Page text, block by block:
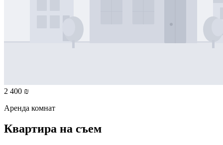
2 400 ₪
Аренда комнат
Квартира на съем